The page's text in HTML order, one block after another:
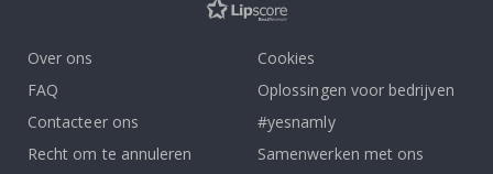
Over ons
FAQ
Contacteer ons
Recht om te annuleren
Cookies
Oplossingen voor bedrijven
#yesnamly
Samenwerken met ons